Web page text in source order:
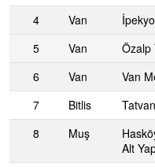
4
Van
5
Van
Özalp
6
Van
Van
7
Bitlis
8
Muş
Alt